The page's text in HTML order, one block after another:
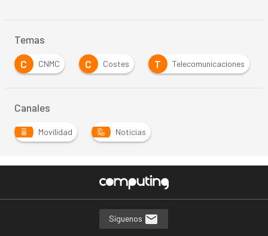
Temas
C
CNMC C Costes T Telecomunicaciones
Canales
Movilidad Noticias
Síguenos